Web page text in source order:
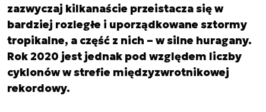
zazwyczaj kilkanaście przeistacza się w
bardziej rozległe i uporządkowane sztormy
tropikalne, a część z nich – w silne huragany.
Rok 2020 jest jednak pod względem liczby
cyklonów w strefie międzyzwrotnikowej
rekordowy.